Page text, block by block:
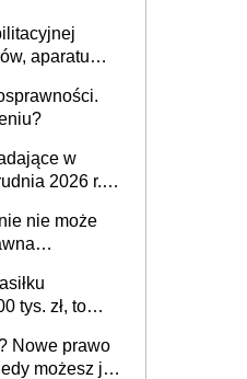
aparatu
w
2026 r.) –
administracja
nie może
tys. zł, to
Nowe prawo
możesz je